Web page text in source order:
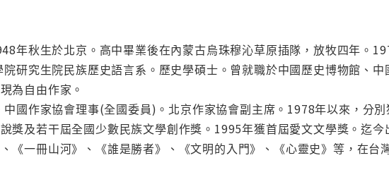
年秋生於北京。高中畢業後在內蒙古烏珠穆沁草原插隊，放牧四年。
研究生院民族歷史語言系。歷史學碩士。曾就職於中國歷史博物館、
為自由作家。
國作家協會理事(全國委員)。北京作家協會副主席。1978年以來，分
獎及若干屆全國少數民族文學創作獎。1995年獲首屆愛文文學獎。迄
《一冊山河》、《誰是勝者》、《文明的入門》、《心靈史》等，在台